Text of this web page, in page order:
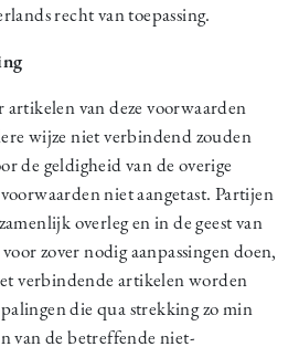
recht van toepassing.
van deze voorwaarden
wijze niet verbindend zouden
de geldigheid van de overige
niet aangetast. Partijen
overleg en in de geest van
zover nodig aanpassingen doen,
verbindende artikelen worden
die qua strekking zo min
van de betreffende niet-